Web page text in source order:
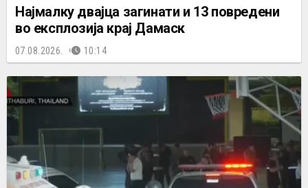
Најмалку двајца загинати и 13 повредени
во експлозија крај Дамаск
07.08.2026. 10:14